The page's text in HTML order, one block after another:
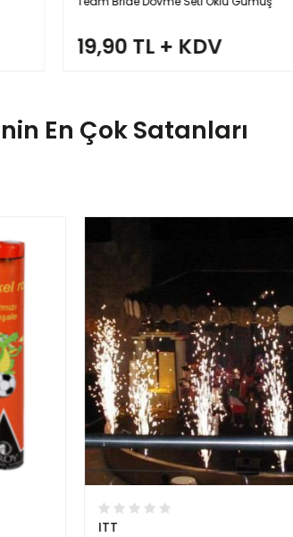
19,90 TL + KDV
En Çok Satanları